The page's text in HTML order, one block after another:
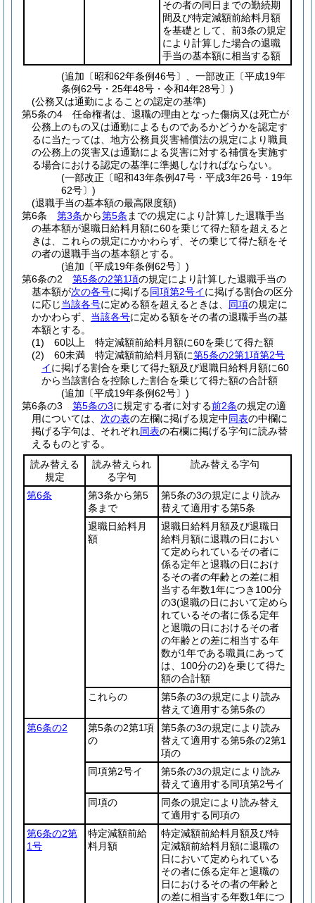
その者の同日までの勤続期
間及び特定減額前給料月額
を基礎として、前3条の規定
により計算した場合の退職
手当の基本額に相当する額
(追加〔昭和62年条例46号〕、一部改正〔平成19年
条例62号・25年48号・令和4年28号〕)
(公務又は通勤によることの認定の基準)
第5条の4
任命権者は、退職の理由となった傷病又は死亡が
公務上のもの又は通勤によるものであるかどうかを認定す
るに当たっては、地方公務員災害補償法の規定により職員
の公務上の災害又は通勤による災害に対する補償を実施す
る場合における認定の基準に準拠しなければならない。
(一部改正〔昭和43年条例47号・平成3年26号・19年
62号〕)
(退職手当の基本額の最高限度額)
第6条
第3条から第5条 までの規定により計算した退職手当
の基本額が退職日給料月額に60を乗じて得た額を超えると
きは、これらの規定にかかわらず、その乗じて得た額をそ
の者の退職手当の基本額とする。
(追加〔平成19年条例62号〕)
第6条の2
第5条の2第1項の規定により計算した退職手当の
基本額が次の各号に掲げる同項第2号イに掲げる割合の区分
に応じ当該各号に定める額を超えるときは、 同項の規定に
かかわらず、 当該各号に定める額をその者の退職手当の基
本額とする。
(1)
60以上 特定減額前給料月額に60を乗じて得た額
(2)
60未満 特定減額前給料月額に第5条の2第1項第2号
イに掲げる割合を乗じて得た額及び退職日給料月額に60
から当該割合を控除した割合を乗じて得た額の合計額
(追加〔平成19年条例62号〕)
第6条の3
第5条の3に規定する者に対する前2条の規定の適
用については、 次の表の左欄に掲げる規定中同表の中欄に
掲げる字句は、それぞれ同表の右欄に掲げる字句に読み替
えるものとする。
読み替える
規定
読み替えられ
る字句
読み替える字句
第6条
第3条から第5
条まで
第5条の3の規定により読み
替えて適用する第5条
退職日給料月
額
退職日給料月額及び退職日
給料月額に退職の日におい
て定められているその者に
係る定年と退職の日におけ
るその者の年齢との差に相
当する年数1年につき100分
の3(退職の日において定めら
れているその者に係る定年
と退職の日におけるその者
の年齢との差に相当する年
数が1年である職員にあって
は、100分の2)を乗じて得た
額の合計額
これらの
第5条の3の規定により読み
替えて適用する第5条の
第6条の2
第5条の2第1項
の
第5条の3の規定により読み
替えて適用する第5条の2第1
項の
同項第2号イ
第5条の3の規定により読み
替えて適用する同項第2号イ
同項の
同条の規定により読み替え
て適用する同項の
第6条の2第
1号
特定減額前給
料月額
特定減額前給料月額及び特
定減額前給料月額に退職の
日において定められている
その者に係る定年と退職の
日におけるその者の年齢と
の差に相当する年数1年につ